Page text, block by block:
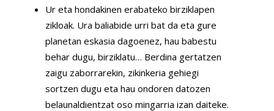
Ur eta hondakinen erabateko birziklapen
zikloak. Ura baliabide urri bat da eta gure
planetan eskasia dagoenez, hau babestu
behar dugu, birziklatu… Berdina gertatzen
zaigu zaborrarekin, zikinkeria gehiegi
sortzen dugu eta hau ondoren datozen
belaunaldientzat oso mingarria izan daiteke.